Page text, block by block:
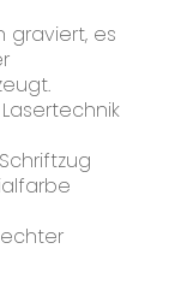
graviert, es